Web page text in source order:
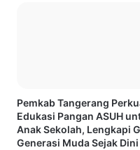
Pemkab Tangerang
Edukasi Pangan ASUH
Anak Sekolah, Lengkapi
Generasi Muda Sejak Dini